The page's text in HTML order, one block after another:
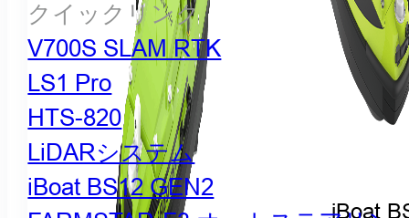
iBoat
クイックリンク
V700S SLAM RTK
LS1 Pro
HTS-820
LiDARシステム
iBoat BS12 GEN2